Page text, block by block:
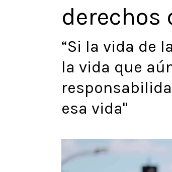
derechos
“Si la vida de
la vida que
esa vida"